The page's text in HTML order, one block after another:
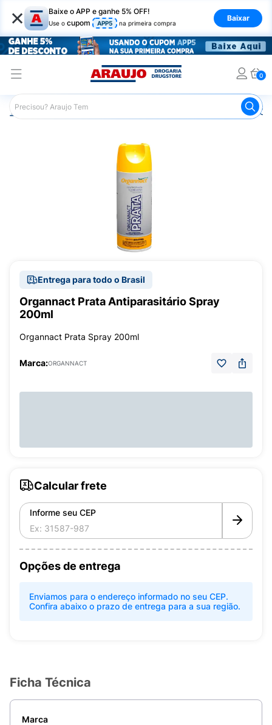
× Baixe o APP e ganhe 5% OFF!
Use o cupom APP5 na primeira compra
Baixar
0
Araujo Pet Shop Antibiótico Canino
Entrega para todo o Brasil
Organnact Prata Antiparasitário Spray
200ml
Organnact Prata Spray 200ml
Marca:ORGANNACT
Calcular frete
Informe seu CEP
Opções de entrega
Enviamos para o endereço informado no seu CEP.
Confira abaixo o prazo de entrega para a sua região.
Ficha Técnica
Marca